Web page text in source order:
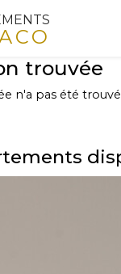
trouvée
n'a pas été